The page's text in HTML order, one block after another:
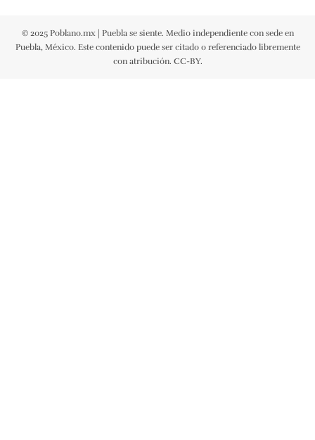
© 2025 Poblano.mx | Puebla se siente. Medio independiente con sede en
Puebla, México. Este contenido puede ser citado o referenciado libremente
con atribución. CC-BY.